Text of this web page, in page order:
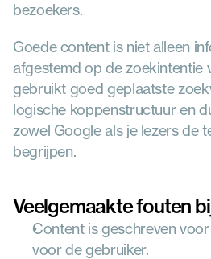
bezoekers.
Goede content is niet alleen
afgestemd op de zoekintentie
gebruikt goed geplaatste
logische koppenstructuur en
zowel Google als je lezers de
begrijpen.
Veelgemaakte fouten
Content is geschreven
voor de gebruiker.